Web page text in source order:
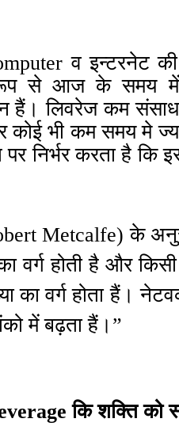
व इन्टरनेट की
रूप से आज के समय
हैं । लिवरेजकम
कोई भी कम समय मे
निर्भर करता है कि
Metcalfe) के
वर्ग होती है और
का वर्ग होता हैं।
में बढ़ता हैं ।”
कि शक्ति को